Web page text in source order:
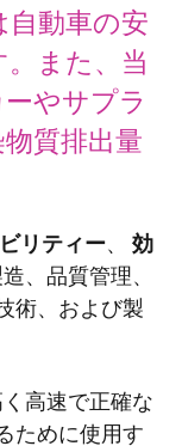
自動車の安
また、当
やサプラ
質排出量
リティー、 効
、品質管理、
術、および製
高速で正確な
ために使用す